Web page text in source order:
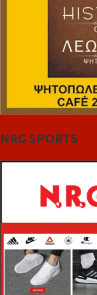
NRG SPORTS